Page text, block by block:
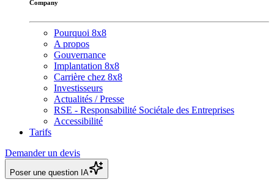
Company
Pourquoi 8x8
A propos
Gouvernance
Implantation 8x8
Carrière chez 8x8
Investisseurs
Actualités / Presse
RSE - Responsabilité Sociétale des Entreprises
Accessibilité
Tarifs
Demander un devis
Poser une question IA